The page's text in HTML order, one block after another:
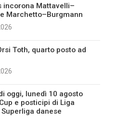
incorona Mattavelli–
Marchetto–Burgmann
Toth, quarto posto ad
oggi, lunedì 10 agosto
e posticipi di Liga
danese